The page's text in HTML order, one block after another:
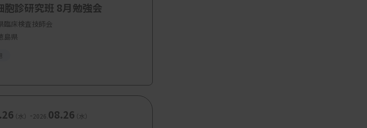
／再発の条件下でT-
タナultraView パス
標本の条件（固定
性の一括処理」か
）」を像と言葉で仕
胞診研究班 8月勉強会
臨床検査技師会
島県
（水） -2026. 08.26（水）